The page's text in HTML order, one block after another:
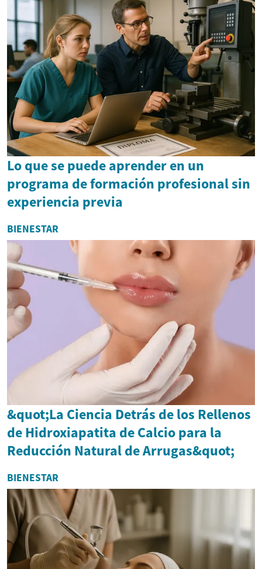
Lo que se puede aprender en un
programa de formación profesional sin
experiencia previa
BIENESTAR
&quot;La Ciencia Detrás de los Rellenos
de Hidroxiapatita de Calcio para la
Reducción Natural de Arrugas&quot;
BIENESTAR